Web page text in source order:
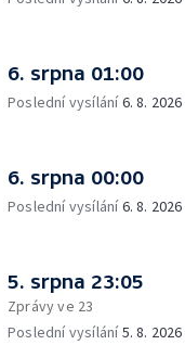
6. srpna 01:00
Poslední vysílání6. 8. 2026
6. srpna 00:00
Poslední vysílání6. 8. 2026
5. srpna 23:05
Zprávy ve 23
Poslední vysílání5. 8. 2026